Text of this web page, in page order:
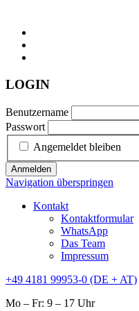
LOGIN
Benutzername
Passwort
Angemeldet bleiben
Anmelden
Navigation überspringen
Kontakt
Kontaktformular
WhatsApp
Das Team
Impressum
+49 4181 99953-0 (DE + AT)
Mo – Fr: 9 – 17 Uhr